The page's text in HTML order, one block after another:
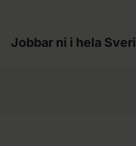
Det ger en starkare
Jobbar ni i hela